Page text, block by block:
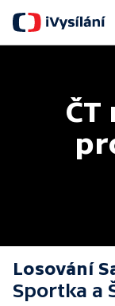
ČT
Losování
Sportka a